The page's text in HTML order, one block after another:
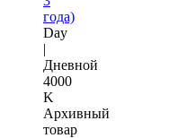
года)
Day
|
Дневной
4000
K
Архивный
товар